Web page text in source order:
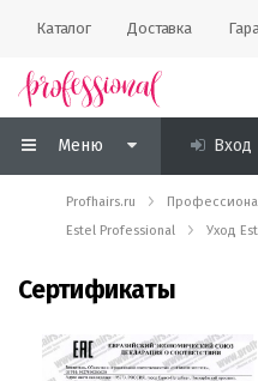
Каталог Доставка
Меню Вход
Profhairs.ru
Estel Professional
Уход
Сертификаты